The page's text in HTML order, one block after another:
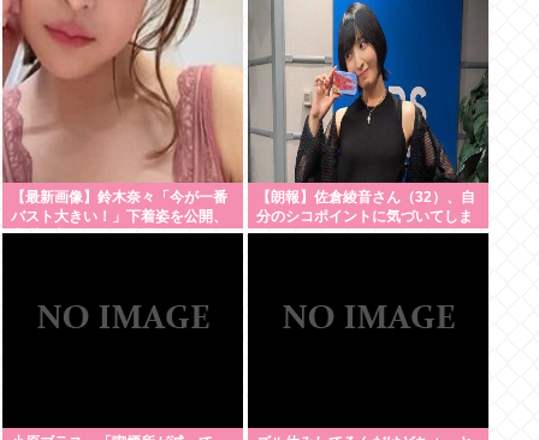
【最新画像】鈴木奈々「今が一番
バスト大きい！」下着姿を公開、
豊満な美バストを披露！
【朗報】佐倉綾音さん（32）、自
分のシコポイントに気づいてしま
うwww